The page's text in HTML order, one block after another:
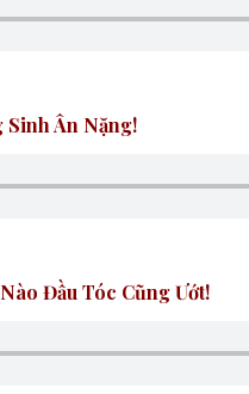
Sinh Ân Nặng!
Đầu Tóc Cũng Ướt!